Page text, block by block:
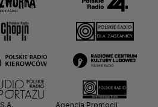
Agencja Promocji